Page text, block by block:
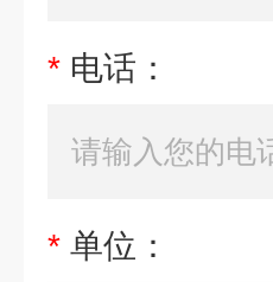
* 电话：
* 单位：